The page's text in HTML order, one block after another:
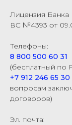
Лицензия Банка
ВС №4393 от
Телефоны:
8 800 500 60 31
(бесплатный по
+7 912 246 65 30
вопросам
договоров)
Эл. почта: